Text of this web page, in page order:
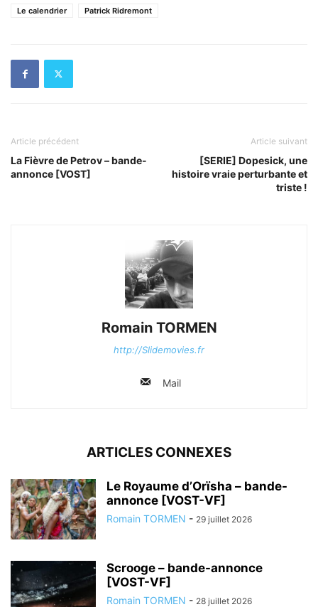
Le calendrier Patrick Ridremont
Article précédent
La Fièvre de Petrov – bande-
annonce [VOST]
Article suivant
[SERIE] Dopesick, une
histoire vraie perturbante et
triste !
Romain TORMEN
http://Slidemovies.fr
Mail
ARTICLES CONNEXES
Le Royaume d’Orïsha – bande-
annonce [VOST-VF]
Romain TORMEN - 29 juillet 2026
Scrooge – bande-annonce
[VOST-VF]
Romain TORMEN - 28 juillet 2026